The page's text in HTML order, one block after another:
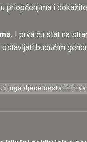
priopćenjima i
I prva ću stat na
budućim
djece nestalih